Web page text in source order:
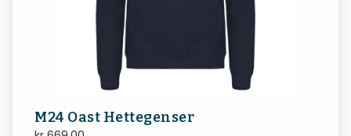
M24 Oast Hettegenser